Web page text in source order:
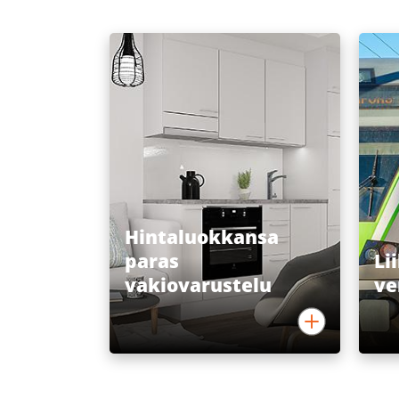
Hintaluokkansa
paras
vakiovarustelu